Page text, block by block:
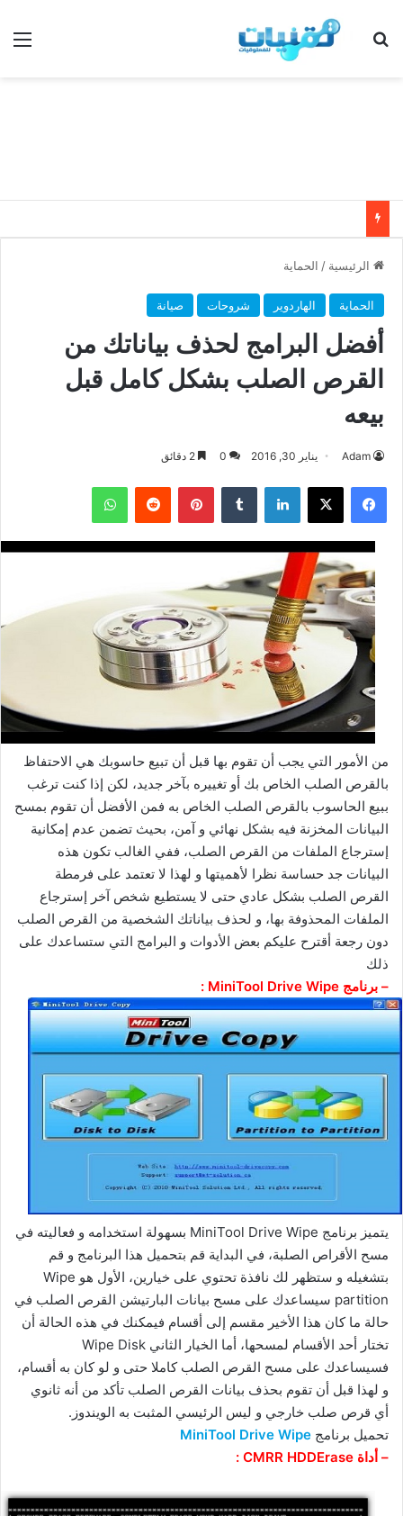
بحث عن
الرئيسية / الحماية
الحماية الهاردوير شروحات صيانة
أفضل البرامج لحذف بياناتك من
القرص الصلب بشكل كامل قبل
بيعه
Adam يناير 30, 2016 0
فيسبوك ‫X لينكدإن بينتيريست واتساب
من الأمور التي يجب أن تقوم بها قبل أن تبيع حاسوبك هي الاحتفاظ
بالقرص الصلب الخاص بك أو تغييره بآخر جديد، لكن إذا كنت ترغب
ببيع الحاسوب بالقرص الصلب الخاص به فمن الأفضل أن تقوم بمسح
البيانات المخزنة فيه بشكل نهائي و آمن، بحيث تضمن عدم إمكانية
إسترجاع الملفات من القرص الصلب، ففي الغالب تكون هذه
البيانات جد حساسة نظرا لأهميتها و لهذا لا تعتمد على فرمطة
القرص الصلب بشكل عادي حتى لا يستطيع شخص آخر إسترجاع
الملفات المحذوفة بها، و لحذف بياناتك الشخصية من القرص الصلب
دون رجعة أقترح عليكم بعض الأدوات و البرامج التي ستساعدك على
ذلك
– برنامج MiniTool Drive Wipe :
يتميز برنامج MiniTool Drive Wipe بسهولة استخدامه و فعاليته في
مسح الأقراص الصلبة، في البداية قم بتحميل هذا البرنامج و قم
بتشغيله و ستظهر لك نافذة تحتوي على خيارين، الأول هو Wipe
partition سيساعدك على مسح بيانات البارتيشن القرص الصلب في
حالة ما كان هذا الأخير مقسم إلى أقسام فيمكنك في هذه الحالة أن
تختار أحد الأقسام لمسحها، أما الخيار الثاني Wipe Disk
فسيساعدك على مسح القرص الصلب كاملا حتى و لو كان به أقسام،
و لهذا قبل أن تقوم بحذف بيانات القرص الصلب تأكد من أنه ثانوي
أي قرص صلب خارجي و ليس الرئيسي المثبت به الويندوز.
تحميل برنامج
– أداة CMRR HDDErase :